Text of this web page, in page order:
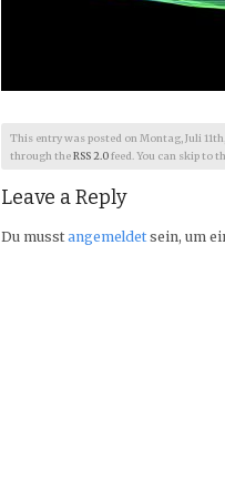
This entry was posted on Montag, Juli
through theRSS 2.0feed. You can skip to
Leave a Reply
Du musstangemeldetsein, um